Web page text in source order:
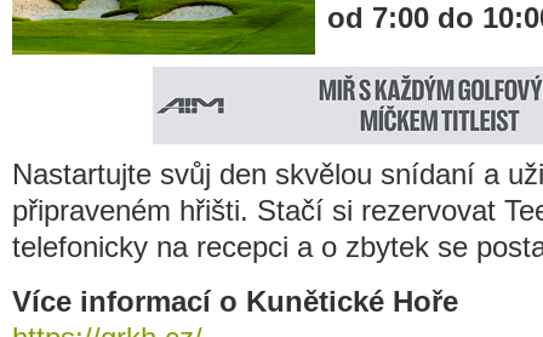
od 7:00 do
Nastartujte svůj den skvělou snídaní a
připraveném hřišti. Stačí si rezervovat
telefonicky na recepci a o zbytek se
Více informací o Kunětické Hoře